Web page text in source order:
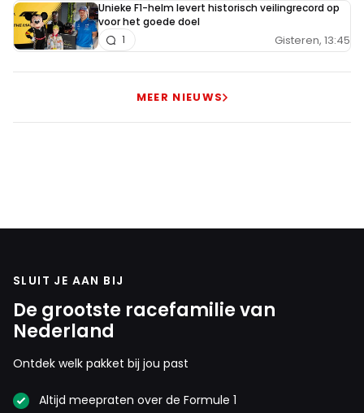
Unieke F1-helm levert historisch veilingrecord op
voor het goede doel
Gisteren, 13:45
1
MEER NIEUWS
SLUIT JE AAN BIJ
De grootste racefamilie van
Nederland
Ontdek welk pakket bij jou past
Altijd meepraten over de Formule 1